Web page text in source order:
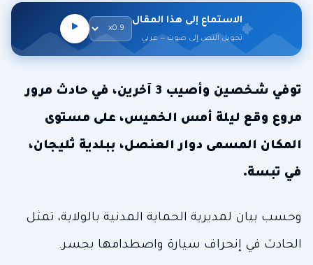
الاستماع إلى هذا المقال
تحويل النص إلى صوت — عربي
توفي شخصين وأصيب 3 آخرين، في حادث مرور
مروع وقع ليلة أمس الخميس، على مستوى
المكان المسمى دوار العنصل، ببلدية ثليجان،
في تبسة.
وحسب بيان لمديرية الحماية المدنية بالولاية، تمثل
الحادث في إنحراف سيارة واصطدامها بجسر.